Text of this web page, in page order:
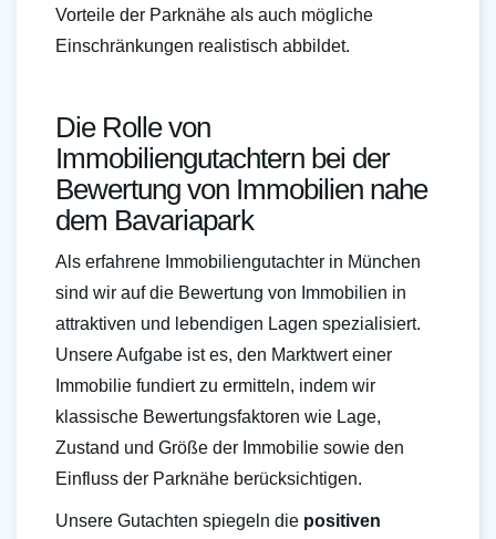
Vorteile der Parknähe als auch mögliche
Einschränkungen realistisch abbildet.
Die Rolle von
Immobiliengutachtern bei der
Bewertung von Immobilien nahe
dem Bavariapark
Als erfahrene Immobiliengutachter in München
sind wir auf die Bewertung von Immobilien in
attraktiven und lebendigen Lagen spezialisiert.
Unsere Aufgabe ist es, den Marktwert einer
Immobilie fundiert zu ermitteln, indem wir
klassische Bewertungsfaktoren wie Lage,
Zustand und Größe der Immobilie sowie den
Einfluss der Parknähe berücksichtigen.
Unsere Gutachten spiegeln die positiven